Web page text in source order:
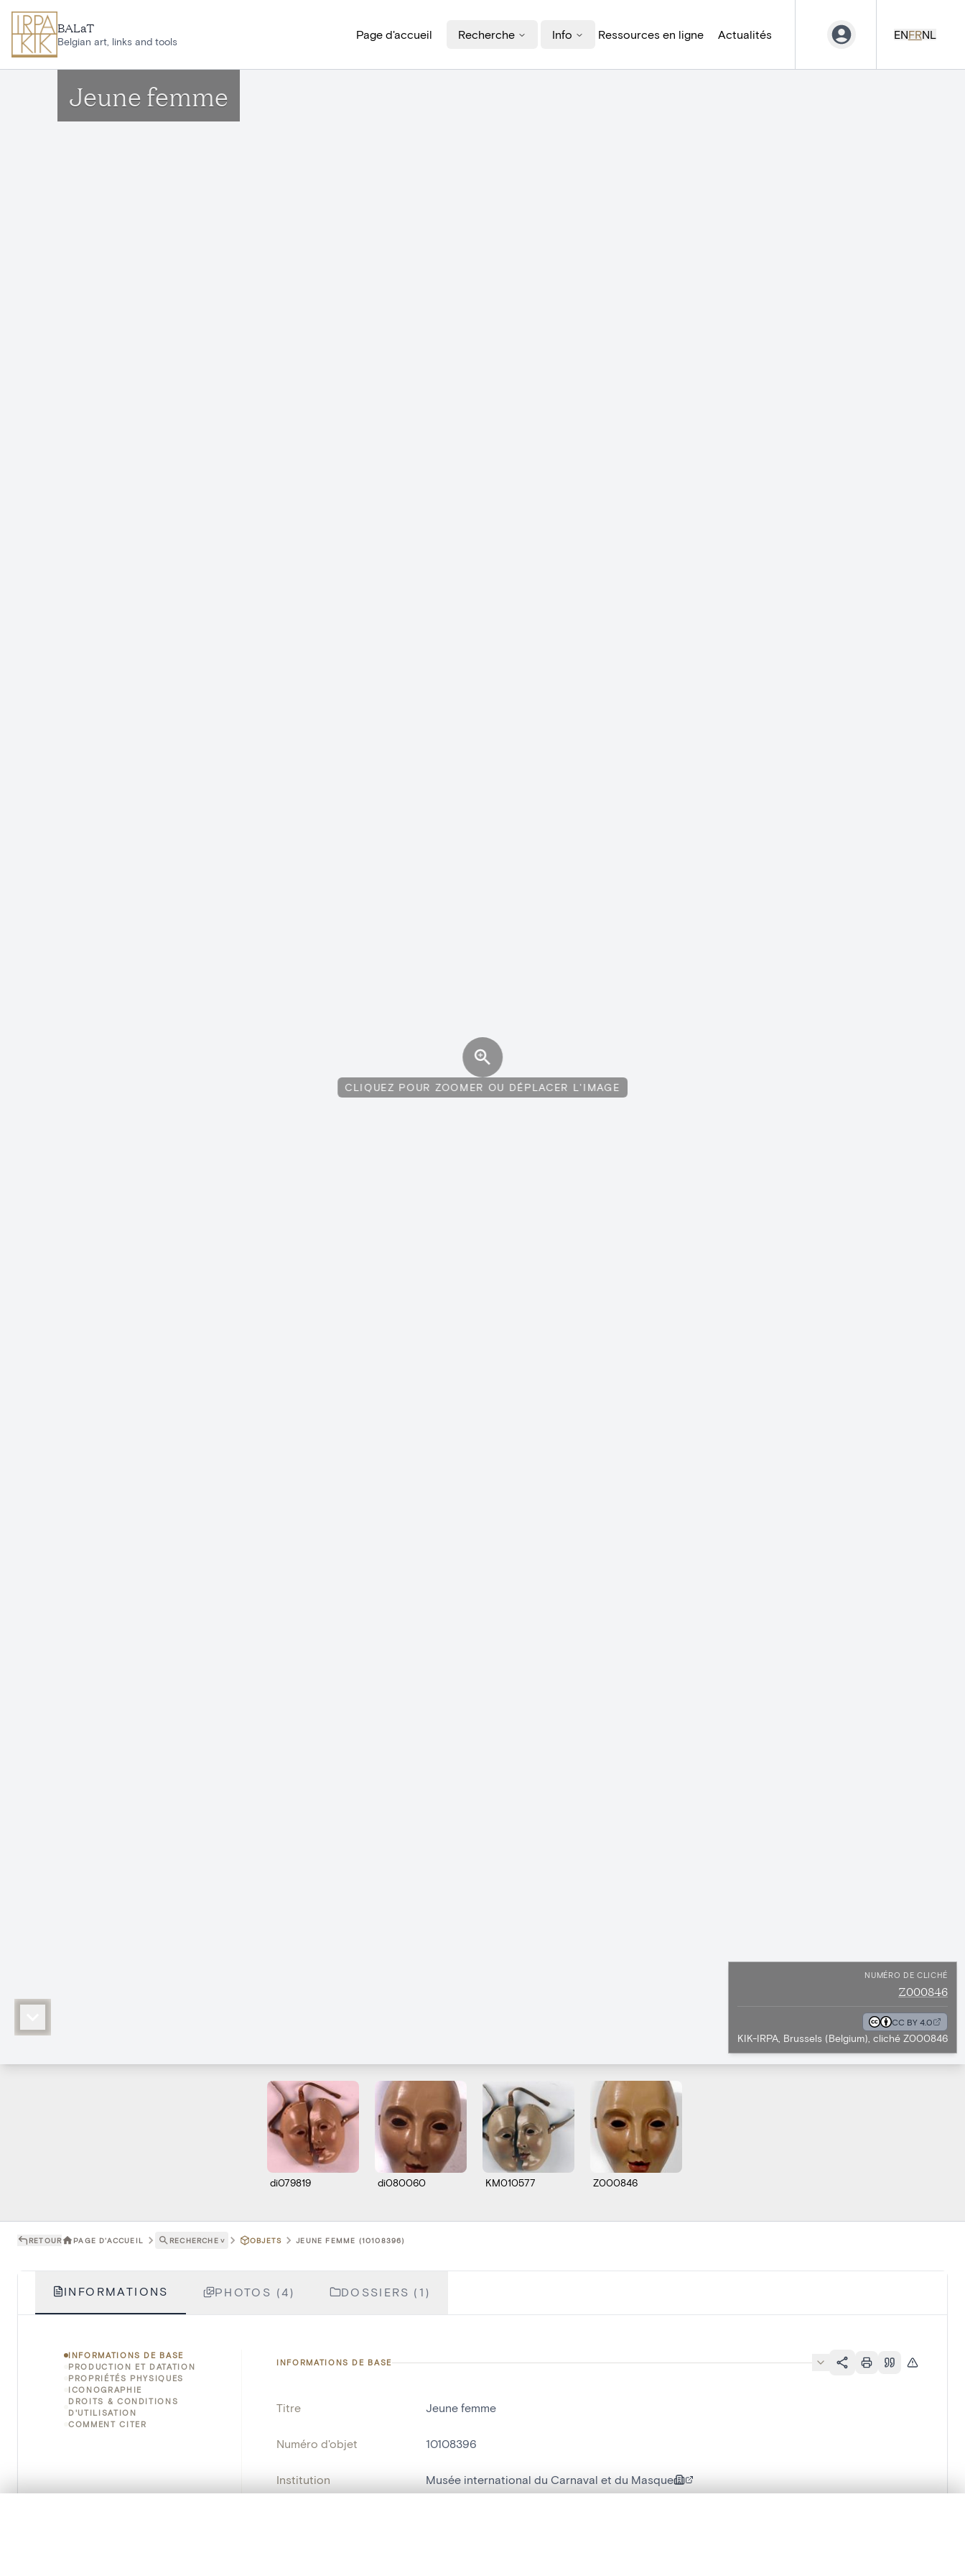
BALaT
Belgian art, links and tools
Page d'accueil Recherche Info Ressources en ligne Actualités ENFRNL
Jeune femme
CLIQUEZ POUR ZOOMER OU DÉPLACER L'IMAGE
NUMÉRO DE CLICHÉ
Z000846
CC BY 4.0
KIK-IRPA, Brussels (Belgium), cliché Z000846
di079819 di080060 KM010577 Z000846
RETOUR PAGE D'ACCUEIL RECHERCHE ˅ OBJETS JEUNE FEMME (10108396)
INFORMATIONS PHOTOS (4) DOSSIERS (1)
INFORMATIONS DE BASE
PRODUCTION ET DATATION
PROPRIÉTÉS PHYSIQUES
ICONOGRAPHIE
DROITS & CONDITIONS
D'UTILISATION
COMMENT CITER
INFORMATIONS DE BASE
Titre Jeune femme
Numéro d'objet 10108396
Institution Musée international du Carnaval et du Masque